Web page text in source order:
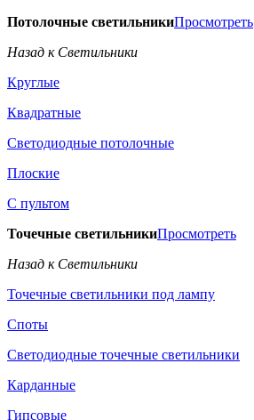
Потолочные светильникиПросмотреть
Назад к Светильники
Круглые
Квадратные
Светодиодные потолочные
Плоские
С пультом
Точечные светильникиПросмотреть
Назад к Светильники
Точечные светильники под лампу
Споты
Светодиодные точечные светильники
Карданные
Гипсовые